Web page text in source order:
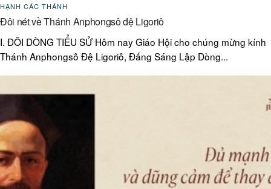
HẠNH CÁC THÁNH
Đôi nét về Thánh Anphongsô đệ Ligoriô
I. ĐÔI DÒNG TIỂU SỬ Hôm nay Giáo Hội cho chúng mừng kính
Thánh Anphongsô Đệ Ligoriô, Đấng Sáng Lập Dòng...